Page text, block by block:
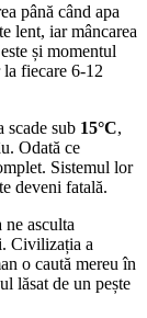
până când apa
lent, iar mâncarea
și momentul
fiecare 6-12
scade sub 15°C,
Odată ce
Sistemul lor
deveni fatală.
ne asculta
Civilizația a
o caută mereu în
lăsat de un pește